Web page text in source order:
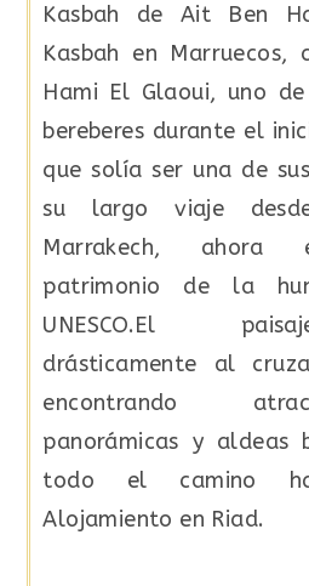
Kasbah de Ait Ben
Kasbah en Marruecos,
Hami El Glaoui, uno
bereberes durante el
que solía ser una de
su largo viaje
Marrakech, ahora
patrimonio de la
UNESCO.El
drásticamente al
encontrando
panorámicas y aldeas
todo el camino
Alojamiento en Riad.